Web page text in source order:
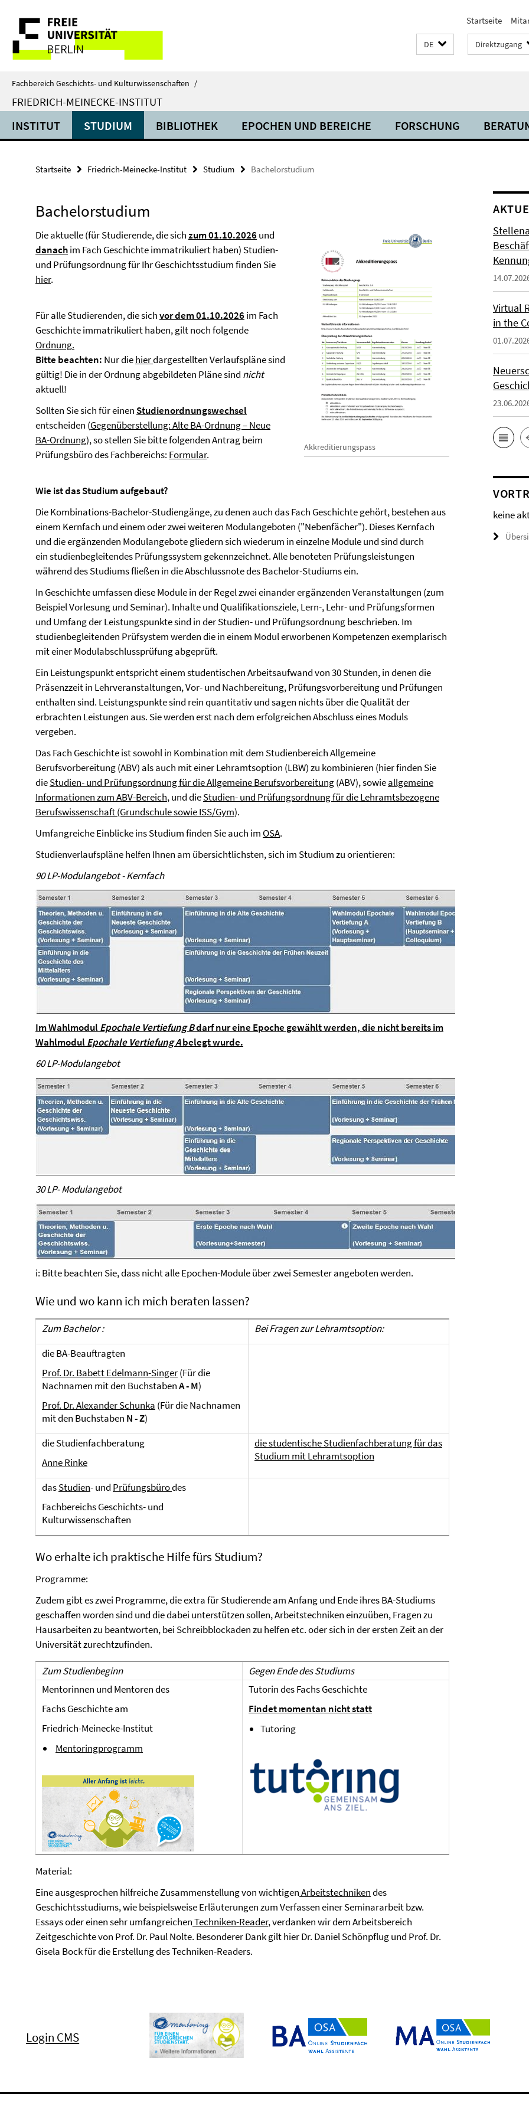
direkt
Inhalt
Service-
Navigation
Startseite
DE Direktzugang
Fachbereich Geschichts- und Kulturwissenschaften /
FRIEDRICH-MEINECKE-INSTITUT
INSTITUT STUDIUM BIBLIOTHEK EPOCHEN UND BEREICHE FORSCHUNG
Startseite Friedrich-Meinecke-Institut Studium Bachelorstudium
Bachelorstudium
Akkreditierungspass
Die aktuelle (für Studierende, die sichzum 01.10.2026 und
danachim Fach Geschichte immatrikuliert haben) Studien-
und Prüfungsordnung für Ihr Geschichtsstudium finden Sie
hier.
Für alle Studierenden, die sichvor dem 01.10.2026 im Fach
Geschichte immatrikuliert haben, gilt noch folgende
Ordnung.
Bitte beachten: Nur diehierdargestellten Verlaufspläne sind
gültig! Die in der Ordnung abgebildeten Pläne sind nicht
aktuell!
Sollten Sie sich für einen Studienordnungswechsel
entscheiden (Gegenüberstellung: Alte BA-Ordnung – Neue
BA-Ordnung), so stellen Sie bitte folgenden Antrag beim
Prüfungsbüro des Fachbereichs: Formular.
Wie ist das Studium aufgebaut?
Die Kombinations-Bachelor-Studiengänge, zu denen auch das Fach Geschichte gehört, bestehen aus
einem Kernfach und einem oder zwei weiteren Modulangeboten ("Nebenfächer"). Dieses Kernfach
und die ergänzenden Modulangebote gliedern sich wiederum in einzelne Module und sind durch
ein studienbegleitendes Prüfungssystem gekennzeichnet. Alle benoteten Prüfungsleistungen
während des Studiums fließen in die Abschlussnote des Bachelor-Studiums ein.
In Geschichte umfassen diese Module in der Regel zwei einander ergänzenden Veranstaltungen (zum
Beispiel Vorlesung und Seminar). Inhalte und Qualifikationsziele, Lern-, Lehr- und Prüfungsformen
und Umfang der Leistungspunkte sind in der Studien- und Prüfungsordnung beschrieben. Im
studienbegleitenden Prüfsystem werden die in einem Modul erworbenen Kompetenzen exemplarisch
mit einer Modulabschlussprüfung abgeprüft.
Ein Leistungspunkt entspricht einem studentischen Arbeitsaufwand von 30 Stunden, in denen die
Präsenzzeit in Lehrveranstaltungen, Vor- und Nachbereitung, Prüfungsvorbereitung und Prüfungen
enthalten sind. Leistungspunkte sind rein quantitativ und sagen nichts über die Qualität der
erbrachten Leistungen aus. Sie werden erst nach dem erfolgreichen Abschluss eines Moduls
vergeben.
Das Fach Geschichte ist sowohl in Kombination mit dem Studienbereich Allgemeine
Berufsvorbereitung (ABV) als auch mit einer Lehramtsoption (LBW) zu kombinieren (hier finden Sie
dieStudien- und Prüfungsordnung für die Allgemeine Berufsvorbereitung(ABV), sowieallgemeine
Informationen zum ABV-Bereich, und dieStudien- und Prüfungsordnung für die Lehramtsbezogene
Berufswissenschaft (Grundschule sowie ISS/Gym).
Umfangreiche Einblicke ins Studium finden Sie auch im OSA.
Studienverlaufspläne helfen Ihnen am übersichtlichsten, sich im Studium zu orientieren:
90 LP-Modulangebot - Kernfach
Im WahlmodulEpochale Vertiefung Bdarf nur eine Epoche gewählt werden, die nicht bereits im
WahlmodulEpochale Vertiefung Abelegt wurde.
60 LP-Modulangebot
30 LP- Modulangebot
i: Bitte beachten Sie, dass nicht alle Epochen-Module über zwei Semester angeboten werden.
Wie und wo kann ich mich beraten lassen?
Zum Bachelor :
Bei Fragen zur Lehramtsoption:
die BA-Beauftragten
Prof. Dr. Babett Edelmann-Singer(Für die
Nachnamen mit den BuchstabenA - M)
Prof. Dr. Alexander Schunka (Für die Nachnamen
mit den Buchstaben N - Z)
die Studienfachberatung
Anne Rinke
die studentische Studienfachberatung für das
Studium mit Lehramtsoption
dasStudien- und Prüfungsbürodes
Fachbereichs Geschichts- und
Kulturwissenschaften
Wo erhalte ich praktische Hilfe fürs Studium?
Programme:
Zudem gibt es zwei Programme, die extra für Studierende am Anfang und Ende ihres BA-Studiums
geschaffen worden sind und die dabei unterstützen sollen, Arbeitstechniken einzuüben, Fragen zu
Hausarbeiten zu beantworten, bei Schreibblockaden zu helfen etc. oder sich in der ersten Zeit an der
Universität zurechtzufinden.
Zum Studienbeginn
Gegen Ende des Studiums
Mentorinnen und Mentoren des
Fachs Geschichte am
Friedrich-Meinecke-Institut
Mentoringprogramm
Tutorin des Fachs Geschichte
Findet momentan nicht statt
Tutoring
Material:
Eine ausgesprochen hilfreiche Zusammenstellung von wichtigenArbeitstechnikendes
Geschichtsstudiums, wie beispielsweise Erläuterungen zum Verfassen einer Seminararbeit bzw.
Essays oder einen sehr umfangreichenTechniken-Reader, verdanken wir dem Arbeitsbereich
Zeitgeschichte von Prof. Dr. Paul Nolte. Besonderer Dank gilt hier Dr. Daniel Schönpflug und Prof. Dr.
Gisela Bock für die Erstellung des Techniken-Readers.
Virtual
in the
keine
Login CMS